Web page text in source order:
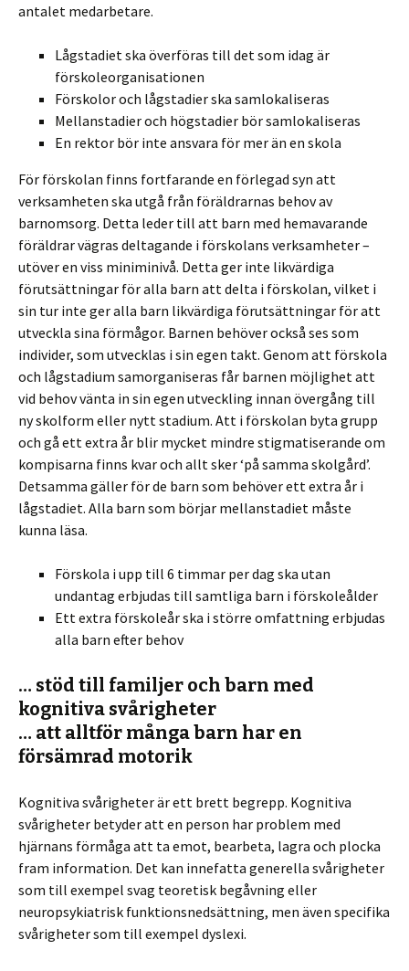
antalet medarbetare.
Lågstadiet ska överföras till det som idag är
förskoleorganisationen
Förskolor och lågstadier ska samlokaliseras
Mellanstadier och högstadier bör samlokaliseras
En rektor bör inte ansvara för mer än en skola
För förskolan finns fortfarande en förlegad syn att
verksamheten ska utgå från föräldrarnas behov av
barnomsorg. Detta leder till att barn med hemavarande
föräldrar vägras deltagande i förskolans verksamheter –
utöver en viss miniminivå. Detta ger inte likvärdiga
förutsättningar för alla barn att delta i förskolan, vilket i
sin tur inte ger alla barn likvärdiga förutsättningar för att
utveckla sina förmågor. Barnen behöver också ses som
individer, som utvecklas i sin egen takt. Genom att förskola
och lågstadium samorganiseras får barnen möjlighet att
vid behov vänta in sin egen utveckling innan övergång till
ny skolform eller nytt stadium. Att i förskolan byta grupp
och gå ett extra år blir mycket mindre stigmatiserande om
kompisarna finns kvar och allt sker ‘på samma skolgård’.
Detsamma gäller för de barn som behöver ett extra år i
lågstadiet. Alla barn som börjar mellanstadiet måste
kunna läsa.
Förskola i upp till 6 timmar per dag ska utan
undantag erbjudas till samtliga barn i förskoleålder
Ett extra förskoleår ska i större omfattning erbjudas
alla barn efter behov
… stöd till familjer och barn med
kognitiva svårigheter
… att alltför många barn har en
försämrad motorik
Kognitiva svårigheter är ett brett begrepp. Kognitiva
svårigheter betyder att en person har problem med
hjärnans förmåga att ta emot, bearbeta, lagra och plocka
fram information. Det kan innefatta generella svårigheter
som till exempel svag teoretisk begåvning eller
neuropsykiatrisk funktionsnedsättning, men även specifika
svårigheter som till exempel dyslexi.